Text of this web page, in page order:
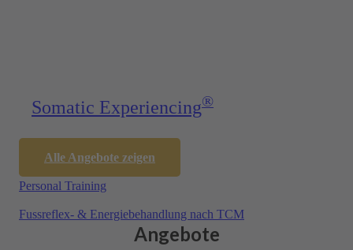
Somatic Exper­iencing®
Alle Angebote zeigen
Personal Training
Fussreflex- & Energie­behandlung nach TCM
Angebote